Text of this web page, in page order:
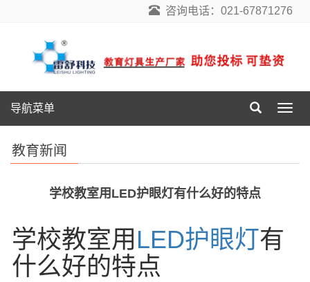
咨询电话：021-67871276
导
航
导航菜单
教育新闻
学校教室用LED护眼灯有什么好的特点
学校教室用 LED护眼灯有
什么好的特点